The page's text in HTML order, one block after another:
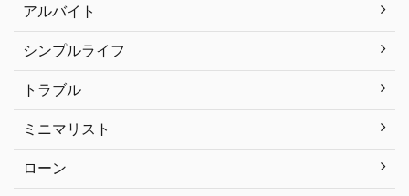
アルバイト
シンプルライフ
トラブル
ミニマリスト
ローン